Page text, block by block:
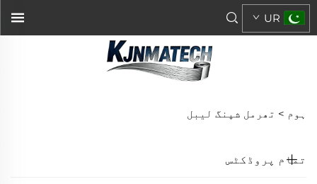
UR
ہوم > تھرمل شپنگ لیبل
تمام پروڈکٹس